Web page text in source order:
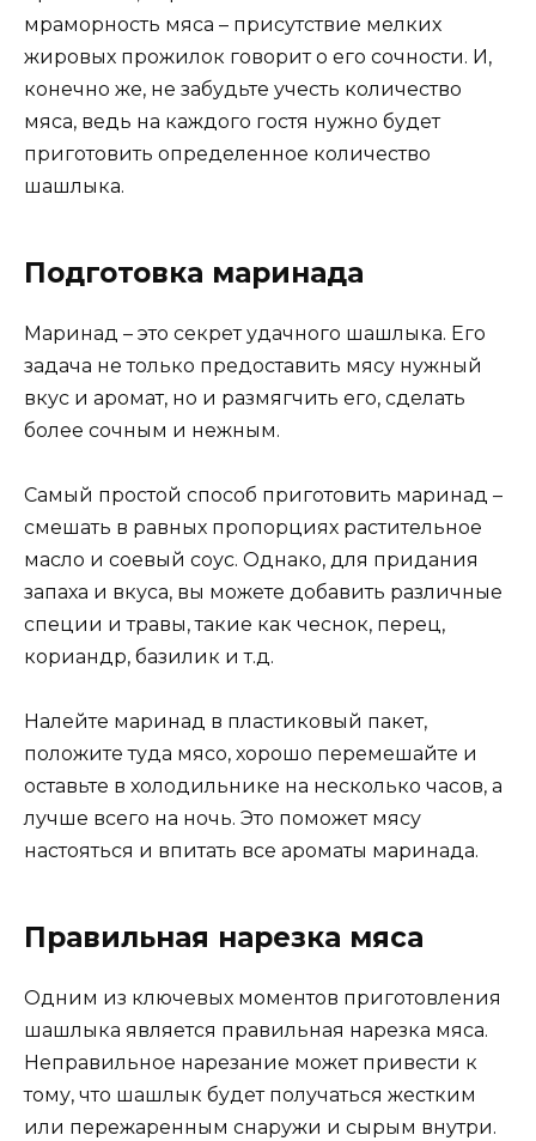
мраморность мяса – присутствие мелких
жировых прожилок говорит о его сочности. И,
конечно же, не забудьте учесть количество
мяса, ведь на каждого гостя нужно будет
приготовить определенное количество
шашлыка.
Подготовка маринада
Маринад – это секрет удачного шашлыка. Его
задача не только предоставить мясу нужный
вкус и аромат, но и размягчить его, сделать
более сочным и нежным.
Самый простой способ приготовить маринад –
смешать в равных пропорциях растительное
масло и соевый соус. Однако, для придания
запаха и вкуса, вы можете добавить различные
специи и травы, такие как чеснок, перец,
кориандр, базилик и т.д.
Налейте маринад в пластиковый пакет,
положите туда мясо, хорошо перемешайте и
оставьте в холодильнике на несколько часов, а
лучше всего на ночь. Это поможет мясу
настояться и впитать все ароматы маринада.
Правильная нарезка мяса
Одним из ключевых моментов приготовления
шашлыка является правильная нарезка мяса.
Неправильное нарезание может привести к
тому, что шашлык будет получаться жестким
или пережаренным снаружи и сырым внутри.